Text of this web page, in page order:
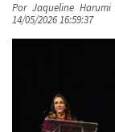
Por Jaqueline
14/05/2026 16:59:37